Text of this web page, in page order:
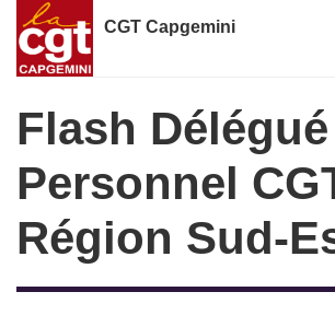
CGT Capgemini
Flash
Personnel
Région Sud-